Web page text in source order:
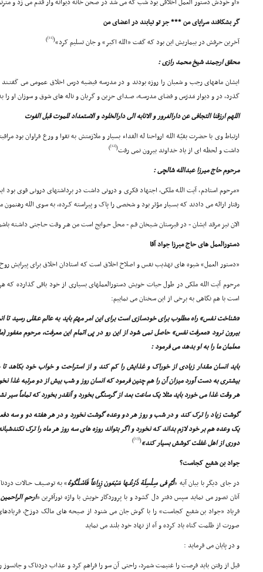
«او خودش دستور العمل اخلاقى بود شب که مى شد در صحن خانه دیوانه وار قدم مى زد و
گر بشکافند سراپاى من *** جز تو نیابند در اعضاى من
آخرین حرفش در بیماریش این بود که گفت «الله اکبر» و جان تسلیم کرد»(
[11]
)
محقق ارجمند شیخ محمد رازى :
ایشان ماههاى رجب و شعبان را روزه بودند و در مدرسه فیضیه درس اخلاق عمومى مى
گذرد، در و دیوار مَدرَس و فضاى مدرسـه، صـداى حزین و گریان و ناله هاى شوق و سوزان او
اللهم ارزقنا التجافى عن دارالغرور و الانابه الى دارالخلود و الاستعداد للموت قبل الفوت
ارتباط وى با حضرت بقیّة الله ارواحنا له الفداء بسیار و ملازمتش به تقوا و ورع فراوان بود
داشت و لحظه اى از یاد خداوند بیرون نمى رفت(
[12]
)
مرحوم حاج میرزا عبدالله شالچى :
«مرحوم استادم، آیت الله ملکى، اجتهاد فکرى و درونى داشت در برداشتهاى درونى قوى بود
رفتار ارائه مى دادند که بسـیار مؤثر بود و شخصى را پاک و پیراسته کـرده، به سوى الله رهنمون
الان نیز مرقد ایشان - در قبرستان شـیخان قـم - محل حـوایج است من هـر وقت حـاجتى داشـته
دستورالعمل هاى حاج میرزا جواد آقا
«دستور العمل» شیوه هاى تهذیب نفس و اصلاح اخلاق است که استادان اخلاق براى پیرایش روح و
مرحوم آیت الله ملکى در طول حیات خویش دستورالعملهاى بسیارى از خود باقى گذارده
است با هم نگاهى به برخى از این سخنان مى نماییم:
«شناخت نفس» راه مطلوب براى خودسازى است براى این امر مهمّ باید به عالم عـقلى رسید تا
بیرون نرود «معرفت نفس» حاصل نمى شود از این رو در پى اتمام این معرفت، مرحوم مغفور
معلمان ما را به او بدهد مى فرمود :
باید انسان مقدار زیادى از خوراک و غذایش را کم کند و از استراحت و خواب خود بکاهد تا
بیشترى به دست آورد میزان آن را هم چنین فرمود که انسان روز و شب بیش از دو مرتبه غذا
هر وقت غذا مى خورد باید مثلا یک ساعت بعد از گرسنگى بخورد و آنقدر بخورد که تماماً سیر
گوشت زیاد را ترک کند و در شب و روز هر دو وعده گوشت نخورد و در هر هفته دو و سه
یک وعده هم بر خود لازم بداند که نخورد و اگر بتواند روزه هاى سه روز هر ماه را ترک
دورى از اهل غفلت کوشش بسیار کند»(
[13]
)
جواد بن شفیع کجاست؟
در جاى دیگر با بیان آیه «ثُمَّ فى سِـلْسِلَة ذَرْعُـها سَبْعَون زِراعاً فَاسْـلُکُوهُ» به توصـیف حـالات
آنان تصور مى نماید سپس دفتر دل گشود و با پروردگار خویش با واژه نورآفرین «ارحم الراحمین
فریاد «جواد بن شفیع کجاست» را با گوش جان مى شنود از صیحه هاى مالک دوزخ،
صورت از ظلمت گناه یاد کرده و آه از نهاد خود بلند مى نماید
و در پایان مى فرماید :
قبل از رفتن باید فرصت را غنیمت شمرد، راحتى آن سو را فراهم کرد و عذاب دردناک و جانسوز